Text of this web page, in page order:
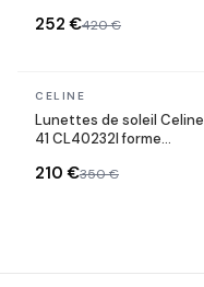
252 €420 €
En stock
CELINE
Lunettes de soleil Celine
41 CL40232I forme
210 €350 €